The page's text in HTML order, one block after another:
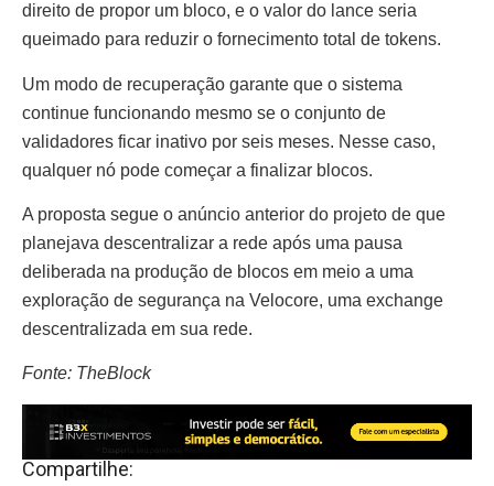
direito de propor um bloco, e o valor do lance seria
queimado para reduzir o fornecimento total de tokens.
Um modo de recuperação garante que o sistema
continue funcionando mesmo se o conjunto de
validadores ficar inativo por seis meses. Nesse caso,
qualquer nó pode começar a finalizar blocos.
A proposta segue o anúncio anterior do projeto de que
planejava descentralizar a rede após uma pausa
deliberada na produção de blocos em meio a uma
exploração de segurança na Velocore, uma exchange
descentralizada em sua rede.
Fonte: TheBlock
Compartilhe: